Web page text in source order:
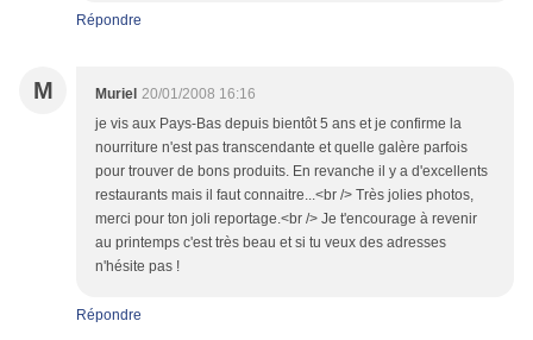
Répondre
M Muriel 20/01/2008 16:16
je vis aux Pays-Bas depuis bientôt 5 ans et je confirme la
nourriture n'est pas transcendante et quelle galère parfois
pour trouver de bons produits. En revanche il y a d'excellents
restaurants mais il faut connaitre...<br /> Très jolies photos,
merci pour ton joli reportage.<br /> Je t'encourage à revenir
au printemps c'est très beau et si tu veux des adresses
n'hésite pas !
Répondre